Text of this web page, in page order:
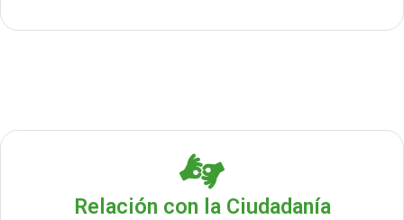
Relación con la Ciudadanía